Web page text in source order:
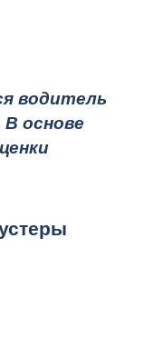
водитель
основе